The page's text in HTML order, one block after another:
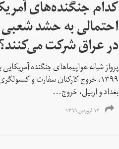
کدام جنگنده‌های
احتمالی به حشد
در عراق شرکت می‌کنند؟
۱۳۹۹، خروج کارکنان سفارت و
بغداد و اربیل، خروج...
۱۴ فروردین ۱۳۹۹